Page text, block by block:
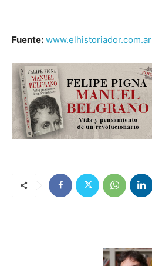
Fuente: www.elhistoriador.com.ar